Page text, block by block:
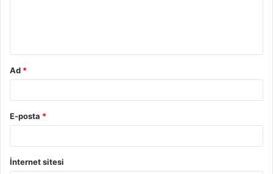
Ad *
E-posta *
İnternet sitesi